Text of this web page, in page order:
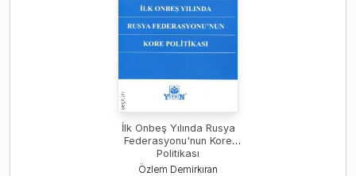
İlk Onbeş Yılında Rusya
Federasyonu'nun Kore
Politikası
Özlem Demirkıran